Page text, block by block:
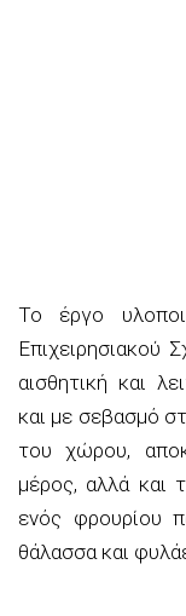
Το έργο
Επιχειρησιακού
αισθητική και
και με σεβασμό
του χώρου,
μέρος, αλλά και
ενός φρουρίου
θάλασσα και